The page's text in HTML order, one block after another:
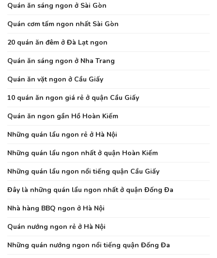
Quán ăn sáng ngon ở Sài Gòn
Quán cơm tấm ngon nhất Sài Gòn
20 quán ăn đêm ở Đà Lạt ngon
Quán ăn sáng ngon ở Nha Trang
Quán ăn vặt ngon ở Cầu Giấy
10 quán ăn ngon giá rẻ ở quận Cầu Giấy
Quán ăn ngon gần Hồ Hoàn Kiếm
Những quán lẩu ngon rẻ ở Hà Nội
Những quán lẩu ngon nhất ở quận Hoàn Kiếm
Những quán lẩu ngon nổi tiếng quận Cầu Giấy
Đây là những quán lẩu ngon nhất ở quận Đống Đa
Nhà hàng BBQ ngon ở Hà Nội
Quán nướng ngon rẻ ở Hà Nội
Những quán nướng ngon nổi tiếng quận Đống Đa